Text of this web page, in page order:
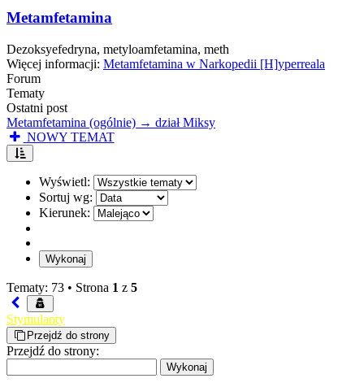
Metamfetamina
Dezoksyefedryna, metyloamfetamina, meth
Więcej informacji: Metamfetamina w Narkopedii [H]yperreala
Forum
Tematy
Ostatni post
Metamfetamina (ogólnie) → dział Miksy
NOWY TEMAT
Wyświetl:
Sortuj wg:
Kierunek:
Tematy: 73 • Strona 1 z 5
Stymulanty
Przejdź do strony
Przejdź do strony: